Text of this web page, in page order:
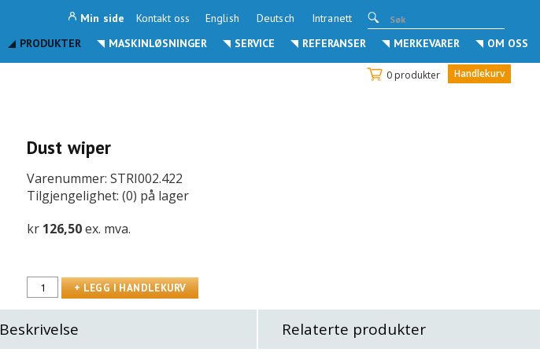
English Deutsch Intranett
Kontakt oss
Min side
PRODUKTER
MASKINLØSNINGER SERVICE REFERANSER MERKEVARER OM OSS
0 produkter Handlekurv
Dust wiper
Varenummer: STRI002.422
Tilgjengelighet: (0) på lager
kr 126,50ex. mva.
Beskrivelse Relaterte produkter